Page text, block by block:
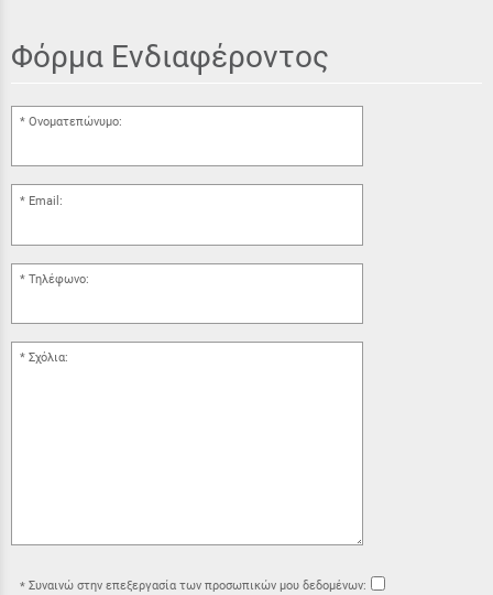
Φόρμα Ενδιαφέροντος
Ονοματεπώνυμο:
Email:
Τηλέφωνο:
Σχόλια:
Συναινώ στην επεξεργασία των προσωπικών μου δεδομένων: